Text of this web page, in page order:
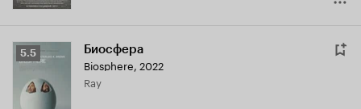
Рейтинг
5.5
5.5 Биосфера
Biosphere, 2022
Ray